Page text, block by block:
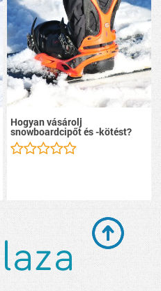
Hogyan vásárolj
snowboardcipőt és -kötést?